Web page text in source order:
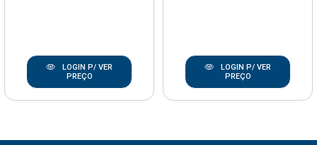
LOGIN P/ VER
PREÇO
LOGIN P/ VER
PREÇO